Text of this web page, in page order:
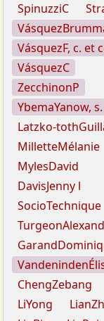
SpinuzziC
VásquezF, c. et
VásquezC
ZecchinonP
YbemaYanow, s.
Latzko-
MilletteMélanie
MylesDavid
DavisJenny l
SocioTechnique
ChengZebang
LiYong